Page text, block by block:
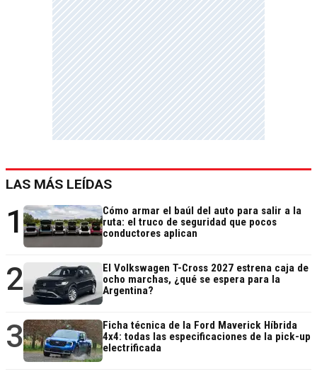
LAS MÁS LEÍDAS
1
Cómo armar el baúl del auto para salir a la
ruta: el truco de seguridad que pocos
conductores aplican
2
El Volkswagen T-Cross 2027 estrena caja de
ocho marchas, ¿qué se espera para la
Argentina?
3
Ficha técnica de la Ford Maverick Híbrida
4x4: todas las especificaciones de la pick-up
electrificada